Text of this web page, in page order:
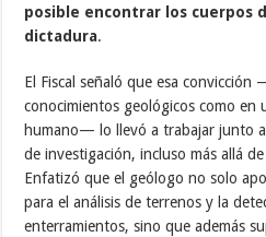
posible encontrar los cuerpos
dictadura.
El Fiscal señaló que esa
conocimientos geológicos como
humano— lo llevó a trabajar junto
de investigación, incluso más allá
Enfatizó que el geólogo no solo
para el análisis de terrenos y la
enterramientos, sino que además